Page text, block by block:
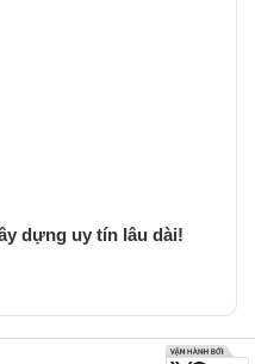
dựng uy tín lâu dài!